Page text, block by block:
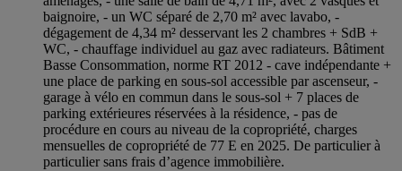
baignoire, - un WC séparé de 2,70 m² avec lavabo, -
dégagement de 4,34 m² desservant les 2 chambres + SdB +
WC, - chauffage individuel au gaz avec radiateurs. Bâtiment
Basse Consommation, norme RT 2012 - cave indépendante +
une place de parking en sous-sol accessible par ascenseur, -
garage à vélo en commun dans le sous-sol + 7 places de
parking extérieures réservées à la résidence, - pas de
procédure en cours au niveau de la copropriété, charges
mensuelles de copropriété de 77 E en 2025. De particulier à
particulier sans frais d’agence immobilière.